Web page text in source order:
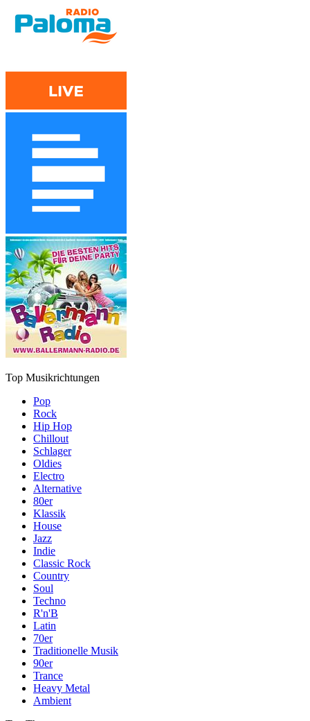
Top Musikrichtungen
Pop
Rock
Hip Hop
Chillout
Schlager
Oldies
Electro
Alternative
80er
Klassik
House
Jazz
Indie
Classic Rock
Country
Soul
Techno
R'n'B
Latin
70er
Traditionelle Musik
90er
Trance
Heavy Metal
Ambient